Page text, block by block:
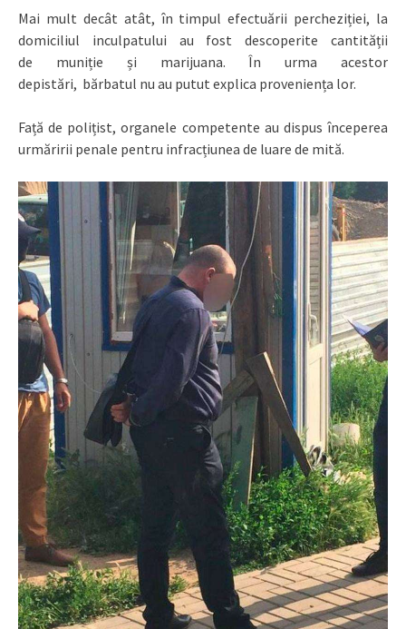
Mai mult decât atât, în timpul efectuării percheziției, la
domiciliul inculpatului au fost descoperite cantității
de muniție și marijuana. În urma acestor
depistări, bărbatul nu au putut explica proveniența lor.
Față de polițist, organele competente au dispus începerea
urmăririi penale pentru infracțiunea de luare de mită.